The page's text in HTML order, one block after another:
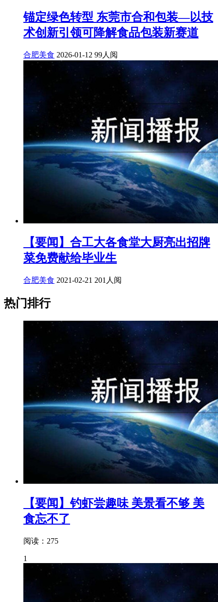
锚定绿色转型 东莞市合和包装—以技
术创新引领可降解食品包装新赛道
合肥美食 2026-01-12 99人阅
【要闻】合工大各食堂大厨亮出招牌
菜免费献给毕业生
合肥美食 2021-02-21 201人阅
热门排行
【要闻】钓虾尝趣味 美景看不够 美
食忘不了
阅读：275
1